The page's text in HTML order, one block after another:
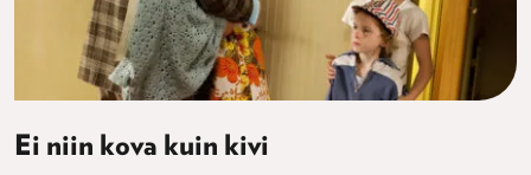
Ei niin kova kuin kivi